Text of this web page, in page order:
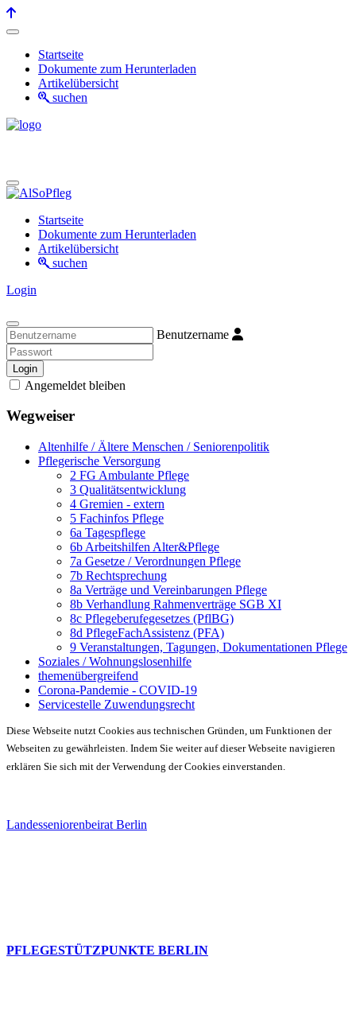
Startseite
Dokumente zum Herunterladen
Artikelübersicht
suchen
Startseite
Dokumente zum Herunterladen
Artikelübersicht
suchen
Login
Benutzername
Login
Angemeldet bleiben
Wegweiser
Altenhilfe / Ältere Menschen / Seniorenpolitik
Pflegerische Versorgung
2 FG Ambulante Pflege
3 Qualitätsentwicklung
4 Gremien - extern
5 Fachinfos Pflege
6a Tagespflege
6b Arbeitshilfen Alter&Pflege
7a Gesetze / Verordnungen Pflege
7b Rechtsprechung
8a Verträge und Vereinbarungen Pflege
8b Verhandlung Rahmenverträge SGB XI
8c Pflegeberufegesetzes (PflBG)
8d PflegeFachAssistenz (PFA)
9 Veranstaltungen, Tagungen, Dokumentationen Pflege
Soziales / Wohnungslosenhilfe
themenübergreifend
Corona-Pandemie - COVID-19
Servicestelle Zuwendungsrecht
Diese Webseite nutzt Cookies aus technischen Gründen, um Funktionen der
Webseiten zu gewährleisten. Indem Sie weiter auf dieser Webseite navigieren
erklären Sie sich mit der Verwendung der Cookies einverstanden.
Landesseniorenbeirat Berlin
PFLEGESTÜTZPUNKTE BERLIN